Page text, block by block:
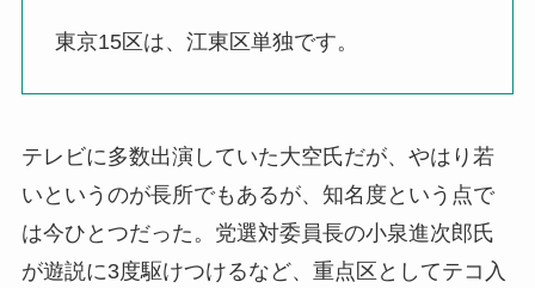
東京15区は、江東区単独です。
テレビに多数出演していた大空氏だが、やはり若
いというのが長所でもあるが、知名度という点で
は今ひとつだった。党選対委員長の小泉進次郎氏
が遊説に3度駆けつけるなど、重点区としてテコ入